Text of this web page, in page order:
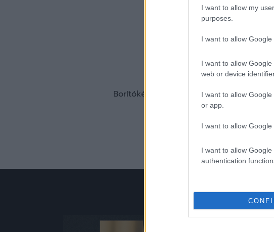
I want to allow my
purposes.
I want to allow
I want to allow
web or device
I want to allow
or app.
I want to allow
I want to allow
authentication
Unmute
Borítókép forrása: ZTE FC